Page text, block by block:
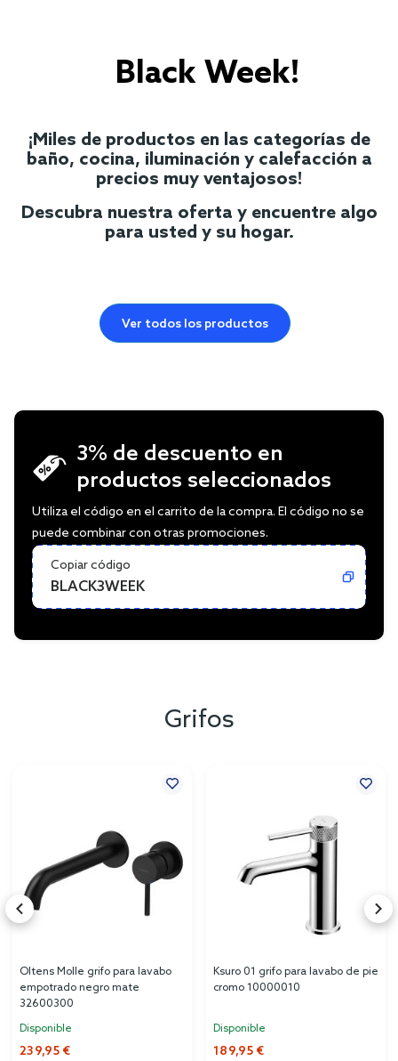
Black Week!
¡Miles de productos en las categorías de
baño, cocina, iluminación y calefacción a
precios muy ventajosos!
Descubra nuestra oferta y encuentre algo
para usted y su hogar.
Ver todos los productos
3% de descuento en
productos seleccionados
Utiliza el código en el carrito de la compra. El código no se
puede combinar con otras promociones.
Copiar código
BLACK3WEEK
Grifos
Oltens Molle grifo para lavabo
empotrado negro mate
32600300
Disponible
239,95 €
Ksuro 01 grifo para lavabo de pie
cromo 10000010
Disponible
189,95 €